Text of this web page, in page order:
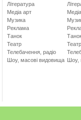
Література
Медіа арт
Музика
Реклама
Танок
Театр
Телебачення, радіо
Шоу, масові видовища
Театр
Шоу,